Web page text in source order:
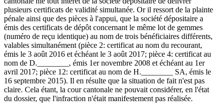
plusieurs certificats de validité simultanée. Or il ressort de la plainte
pénale ainsi que des pièces à l'appui, que la société dépositaire a
émis des certificats de dépôt concernant le même lot de gemmes
(numéro de reçu identique) au nom de trois bénéficiaires différents,
valables simultanément (pièce 2: certificat au nom du recourant,
émis le 3 août 2016 et échéant le 3 août 2017; pièce 4: certificat au
nom de D.________, émis 1er novembre 2008 et échéant au 1er
avril 2017; pièce 12: certificat au nom de H.________ SA, émis le
16 septembre 2015). Il en résulte que la situation de fait n'est pas
claire. Cela étant, la cour cantonale ne pouvait considérer, en l'état
du dossier, que l'infraction n'était manifestement pas réalisée.